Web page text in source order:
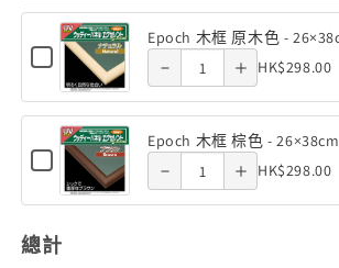
少
加
-
26×38cm
黑
色
26×38cm
框
色
-
26×38cm
角
實
木
框
白
色
26×38cm
鋁
黑
色
26×38cm
(300
塊)
Epoch
鋁
黑
色
26×38cm
26×38cm
(300塊)
26×38cm
(300塊)
Checkbox
for
Epoch
木
原
木
-
26×38cm
Epoch 木框 原木色 -
Quantity
of
Epoch
木
原
of Epoch
木色 -
26×38cm
of Epoch
木色 -
26×38cm
HK$298.00
Checkbox
for
Epoch
框
棕
Epoch 木框 棕色 - 26×38cm
Quantity
of
Decrease
quantity
of Epoch
Increase
quantity
of Epoch
HK$298.00
總計